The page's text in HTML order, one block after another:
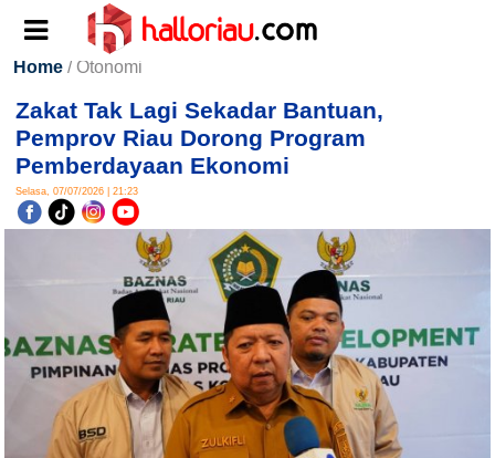
Home / Otonomi
Zakat Tak Lagi Sekadar Bantuan,
Pemprov Riau Dorong Program
Pemberdayaan Ekonomi
Selasa, 07/07/2026 | 21:23